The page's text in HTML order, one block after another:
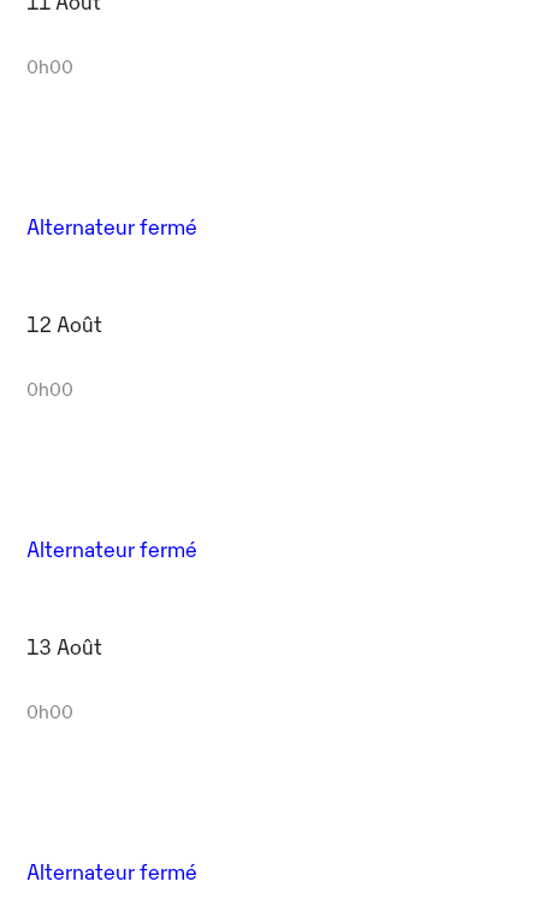
0h00
Alternateur fermé
12 Août
0h00
Alternateur fermé
13 Août
0h00
Alternateur fermé